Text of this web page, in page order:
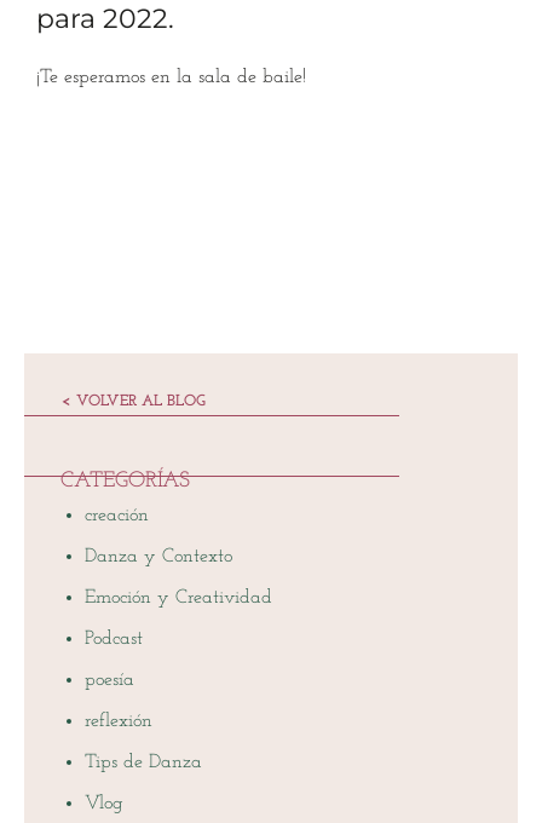
para 2022.
¡Te esperamos en la sala de baile!
< VOLVER AL BLOG
CATEGORÍAS
creación
Danza y Contexto
Emoción y Creatividad
Podcast
poesía
reflexión
Tips de Danza
Vlog